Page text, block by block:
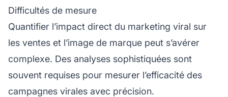
Difficultés de mesure
Quantifier l’impact direct du marketing viral sur
les ventes et l’image de marque peut s’avérer
complexe. Des analyses sophistiquées sont
souvent requises pour mesurer l’efficacité des
campagnes virales avec précision.